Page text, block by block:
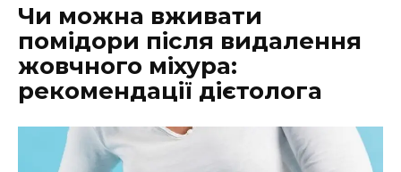
Чи можна вживати
помідори після видалення
жовчного міхура:
рекомендації дієтолога